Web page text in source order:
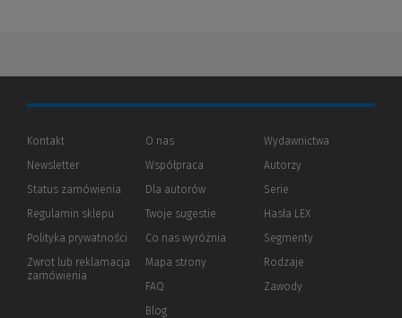
Kontakt
Newsletter
Status zamówienia
Regulamin sklepu
Polityka prywatności (Nowe
(Link
innej
Zwrot lub reklamacja
zamówienia
O nas
Współpraca
Dla autorów(Nowe
(Link
innej
Twoje sugestie
Co nas wyróżnia
Mapa strony
FAQ
Blog
Wydawnictwa
Autorzy
Serie
Hasła LEX
Segmenty
Rodzaje
Zawody